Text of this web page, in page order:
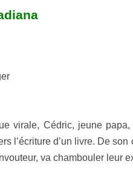
virale, Cédric, jeune
l’écriture d’un livre. De
va chambouler leur